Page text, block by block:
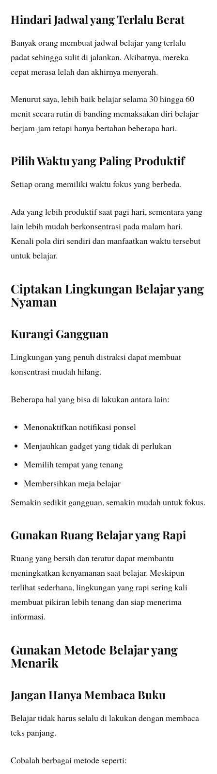
Hindari Jadwal yang Terlalu Berat
Banyak orang membuat jadwal belajar yang terlalu
padat sehingga sulit di jalankan. Akibatnya, mereka
cepat merasa lelah dan akhirnya menyerah.
Menurut saya, lebih baik belajar selama 30 hingga 60
menit secara rutin di banding memaksakan diri belajar
berjam-jam tetapi hanya bertahan beberapa hari.
Pilih Waktu yang Paling Produktif
Setiap orang memiliki waktu fokus yang berbeda.
Ada yang lebih produktif saat pagi hari, sementara yang
lain lebih mudah berkonsentrasi pada malam hari.
Kenali pola diri sendiri dan manfaatkan waktu tersebut
untuk belajar.
Ciptakan Lingkungan Belajar yang
Nyaman
Kurangi Gangguan
Lingkungan yang penuh distraksi dapat membuat
konsentrasi mudah hilang.
Beberapa hal yang bisa di lakukan antara lain:
Menonaktifkan notifikasi ponsel
Menjauhkan gadget yang tidak di perlukan
Memilih tempat yang tenang
Membersihkan meja belajar
Semakin sedikit gangguan, semakin mudah untuk fokus.
Gunakan Ruang Belajar yang Rapi
Ruang yang bersih dan teratur dapat membantu
meningkatkan kenyamanan saat belajar. Meskipun
terlihat sederhana, lingkungan yang rapi sering kali
membuat pikiran lebih tenang dan siap menerima
informasi.
Gunakan Metode Belajar yang
Menarik
Jangan Hanya Membaca Buku
Belajar tidak harus selalu di lakukan dengan membaca
teks panjang.
Cobalah berbagai metode seperti: